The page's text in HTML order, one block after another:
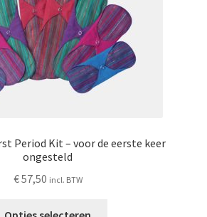
weten
Period Kit – voor de eerste keer
ongesteld
€57,50 incl. BTW